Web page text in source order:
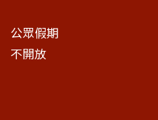
公眾假期
不開放